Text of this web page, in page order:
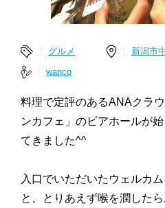
グルメ
新潟市
wanco
料理で定評のあるANAクラ
ンカフェ」のビアホールが
てきました^^
入口でいただいたウェルカ
と、とりあえず喉を潤した